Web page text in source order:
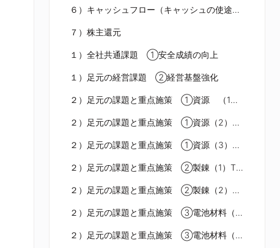
６）キャッシュフロー（キャッシュの使途と源泉）
７）株主還元
１）全社共通課題 ①安全成績の向上
１）足元の経営課題 ②経営基盤強化
２）足元の課題と重点施策 ①資源 （1）シエラゴルダ
２）足元の課題と重点施策 ①資源（2）海外銅鉱山
２）足元の課題と重点施策 ①資源（3）新規プロジェクト
２）足元の課題と重点施策 ②製錬（1）THPALの操業状況
２）足元の課題と重点施策 ②製錬（2）Pomalaaプロジェクトの検討状況
２）足元の課題と重点施策 ③電池材料（1）車載向け電池需要の市場動向
２）足元の課題と重点施策 ③電池材料（2）電池材料（NCA）の現況